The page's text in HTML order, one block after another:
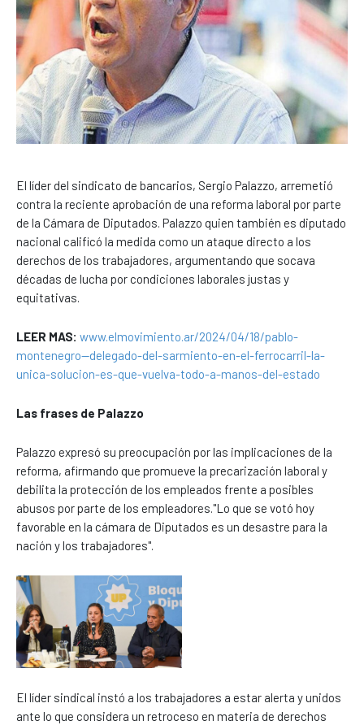
El líder del sindicato de bancarios, Sergio Palazzo, arremetió
contra la reciente aprobación de una reforma laboral por parte
de la Cámara de Diputados. Palazzo quien también es diputado
nacional calificó la medida como un ataque directo a los
derechos de los trabajadores, argumentando que socava
décadas de lucha por condiciones laborales justas y
equitativas.
LEER MAS: www.elmovimiento.ar/2024/04/18/pablo-
montenegro--delegado-del-sarmiento-en-el-ferrocarril-la-
unica-solucion-es-que-vuelva-todo-a-manos-del-estado
Las frases de Palazzo
Palazzo expresó su preocupación por las implicaciones de la
reforma, afirmando que promueve la precarización laboral y
debilita la protección de los empleados frente a posibles
abusos por parte de los empleadores."Lo que se votó hoy
favorable en la cámara de Diputados es un desastre para la
nación y los trabajadores".
El líder sindical instó a los trabajadores a estar alerta y unidos
ante lo que considera un retroceso en materia de derechos